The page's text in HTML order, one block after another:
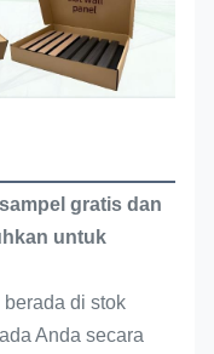
gratis dan
untuk
di stok
Anda secara